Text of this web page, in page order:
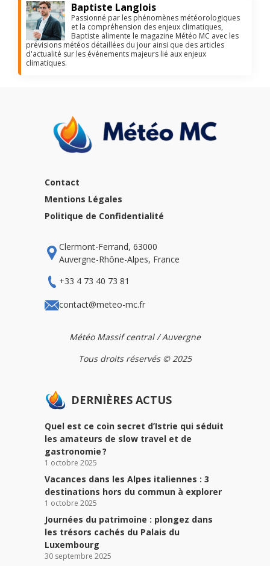
Baptiste Langlois
Passionné par les phénomènes météorologiques
et la compréhension des enjeux climatiques,
Baptiste alimente le magazine Météo MC avec les
prévisions météos détaillées du jour ainsi que des articles
d'actualité sur les événements majeurs lié aux enjeux
climatiques.
Contact
Mentions Légales
Politique de Confidentialité
Clermont-Ferrand, 63000
Auvergne-Rhône-Alpes, France
+33 4 73 40 73 81
contact@meteo-mc.fr
Météo Massif central / Auvergne
Tous droits réservés © 2025
DERNIÈRES ACTUS
Quel est ce coin secret d’Istrie qui séduit
les amateurs de slow travel et de
gastronomie ?
1 octobre 2025
Vacances dans les Alpes italiennes : 3
destinations hors du commun à explorer
1 octobre 2025
Journées du patrimoine : plongez dans
les trésors cachés du Palais du
Luxembourg
30 septembre 2025